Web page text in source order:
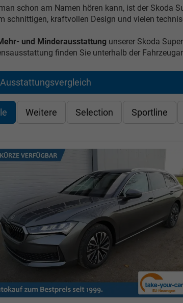
schon am Namen hören kann, ist der Skoda
schnittigen, kraftvollen Design und vielen
und Minderausstattung unserer Skoda
finden Sie unterhalb der
Ausstattungsvergleich
Weitere Selection Sportline